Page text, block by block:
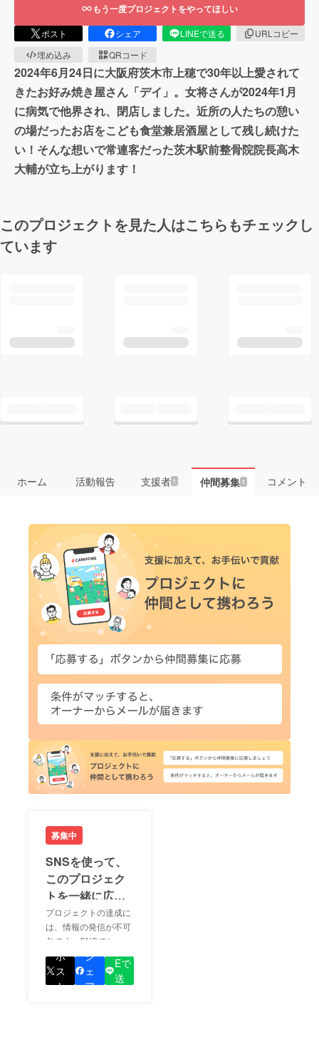
もう一度プロジェクトをやってほしい
ポスト シェア LINEで送る
URLコピー
埋め込み
QRコード
2024年6月24日に大阪府茨木市上穂で30年以上愛されて
きたお好み焼き屋さん「デイ」。女将さんが2024年1月
に病気で他界され、閉店しました。近所の人たちの憩い
の場だったお店をこども食堂兼居酒屋として残し続けた
い！そんな想いで常連客だった茨木駅前整骨院院長高木
大輔が立ち上がります！
このプロジェクトを見た人はこちらもチェックし
ています
ホーム 活動報告 支援者 1 仲間募集 1 コメント
募集中
SNSを使って、
このプロジェク
トを一緒に広め
ましょう！
プロジェクトの達成に
は、情報の発信が不可
欠です。SNSでシェア
をして、あなたが応援
しているプロジェクト
の良さを知ってもらい
ポ
ス
ト
シ
ェ
ア
Eで
送